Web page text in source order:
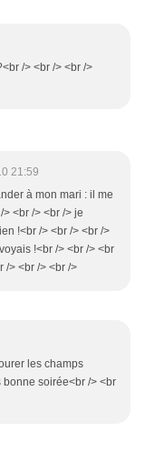
/> <br /> <br />
21:59
à mon mari : il me
<br /> <br /> je
!<br /> <br /> <br />
!<br /> <br /> <br
/> <br /> <br />
les champs
soirée<br /> <br